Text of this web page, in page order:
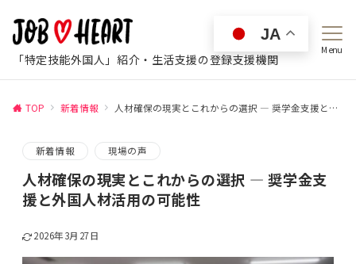
「特定技能外国人」紹介・生活支援の登録支援機関
Menu
TOP 新着情報 人材確保の現実とこれからの選択 ― 奨学金支援と外国人材活用の可能性
新着情報 現場の声
人材確保の現実とこれからの選択 ― 奨学金支
援と外国人材活用の可能性
2026年3月27日
JA